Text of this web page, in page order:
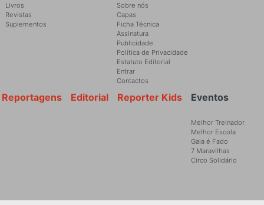
Sobre nós
Capas
Ficha Técnica
Assinatura
Publicidade
Política de Privacidade
Estatuto Editorial
Entrar
Contactos
Livros
Revistas
Suplementos
Eventos
Melhor Treinador
Melhor Escola
Gaia é Fado
7 Maravilhas
Circo Solidário
Reporter Kids
Editorial
Reportagens